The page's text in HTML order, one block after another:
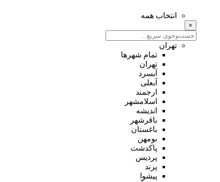
انتخاب همه
×
تهران
تمام شهر‌ها
تهران
آبسرد
آبعلی
ارجمند
اسلامشهر
اندیشه
باقرشهر
باغستان
بومهن
پاکدشت
پردیس
پرند
پیشوا